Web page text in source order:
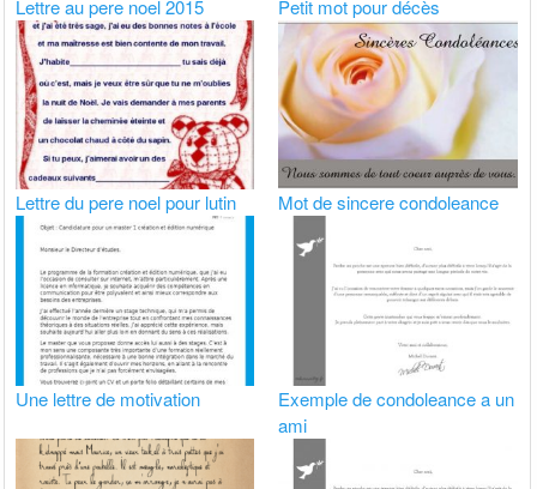
Lettre au pere noel 2015 Petit mot pour décès
Lettre du pere noel pour lutin Mot de sincere condoleance
Une lettre de motivation
Exemple de condoleance a un
ami